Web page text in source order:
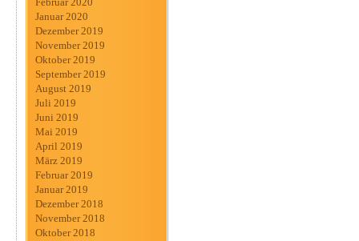
Januar 2020
Dezember 2019
November 2019
Oktober 2019
September 2019
August 2019
Juli 2019
Juni 2019
Mai 2019
April 2019
März 2019
Februar 2019
Januar 2019
Dezember 2018
November 2018
Oktober 2018